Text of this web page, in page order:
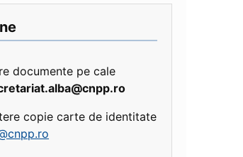
documente pe cale
copie carte de identitate